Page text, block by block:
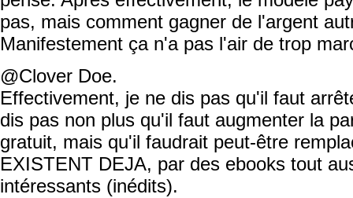
pas, mais comment gagner de l'argent
Manifestement ça n'a pas l'air de trop
@Clover Doe.
Effectivement, je ne dis pas qu'il faut
dis pas non plus qu'il faut augmenter la
gratuit, mais qu'il faudrait peut-être
EXISTENT DEJA, par des ebooks tout
intéressants (inédits).